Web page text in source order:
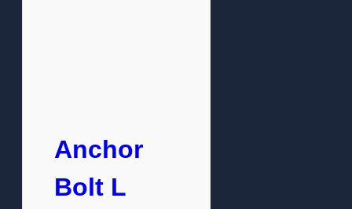
Anchor
Bolt L